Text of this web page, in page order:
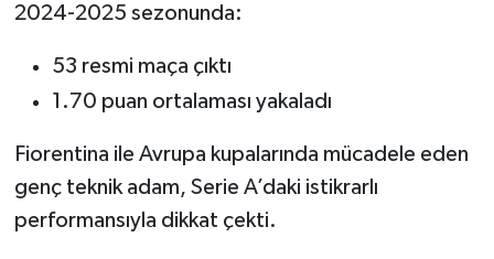
2024-2025 sezonunda:
53 resmi maça çıktı
1.70 puan ortalaması yakaladı
Fiorentina ile Avrupa kupalarında mücadele eden
genç teknik adam, Serie A’daki istikrarlı
performansıyla dikkat çekti.